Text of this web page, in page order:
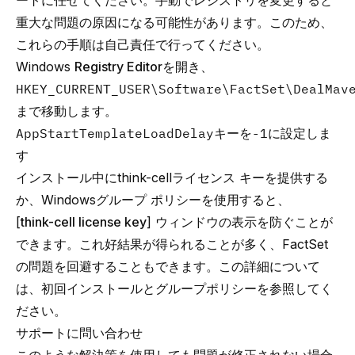
重大な問題の原因になる可能性があります。このため、
これらの手順は自己責任で行ってください。
Windows Registry Editorを開き、
まで移動します。
AppStartTemplateLoadDelayキーを-1に設定しま
す
インストール中にthink-cellライセンス キーを提供する
か、Windowsグループ ポリシーを使用すると、
[think-cell license key] ウィンドウの表示を防ぐことが
できます。これ好結果が得られることが多く、FactSet
の問題を回避することもできます。この詳細について
は、 初回インストールと グループポリシーを参照してく
ださい。
サポートに問い合わせ